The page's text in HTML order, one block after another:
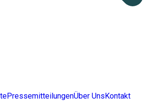
PressemitteilungenÜber UnsKontakt